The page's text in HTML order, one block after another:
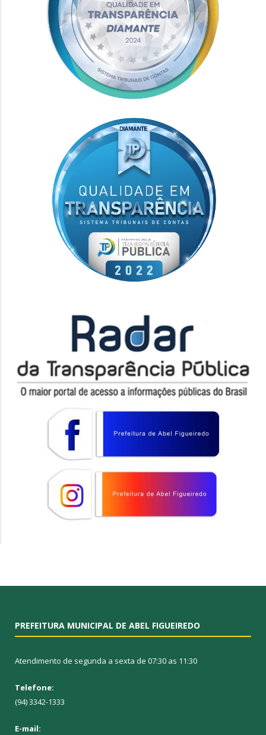
PREFEITURA MUNICIPAL DE ABEL FIGUEIREDO
Atendimento de segunda a sexta de 07:30 as 11:30
Telefone:
(94) 3342-1333
E-mail: